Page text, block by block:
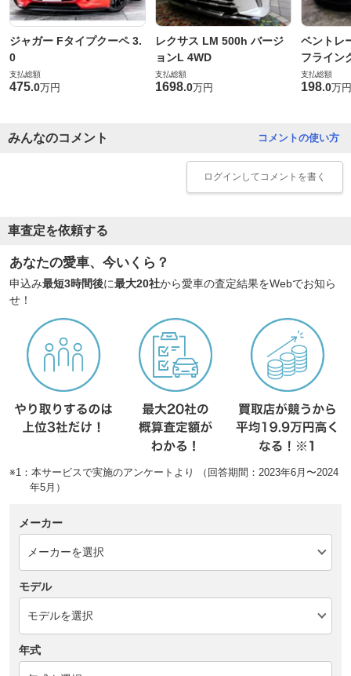
ジャガー Fタイプクーペ 3.
0
支払総額
475.0万円
レクサス LM 500h バージ
ョンL 4WD
支払総額
1698.0万円
ベントレ
フライン
支払総額
198.0万円
コメントの使い方
みんなのコメント
ログイン してコメントを書く
車査定を依頼する
あなたの愛車、今いくら？
申込み最短3時間後に最大20社から愛車の査定結果をWebでお知ら
せ！
※1：本サービスで実施のアンケートより （回答期間：2023年6月〜2024
年5月）
メーカー
モデル
年式